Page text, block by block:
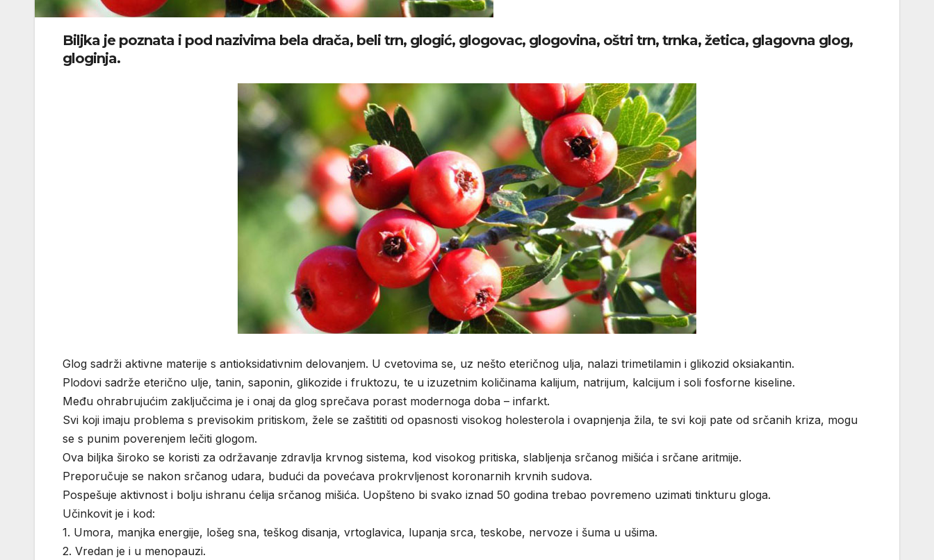
Biljka je poznata i pod nazivima bela drača, beli trn, glogić, glogovac, glogovina, oštri trn, trnka, žetica, glagovna glog,
gloginja.
Glog sadrži aktivne materije s antioksidativnim delovanjem. U cvetovima se, uz nešto eteričnog ulja, nalazi trimetilamin i glikozid oksiakantin.
Plodovi sadrže eterično ulje, tanin, saponin, glikozide i fruktozu, te u izuzetnim količinama kalijum, natrijum, kalcijum i soli fosforne kiseline.
Među ohrabrujućim zaključcima je i onaj da glog sprečava porast modernoga doba – infarkt.
Svi koji imaju problema s previsokim pritiskom, žele se zaštititi od opasnosti visokog holesterola i ovapnjenja žila, te svi koji pate od srčanih kriza, mogu
se s punim poverenjem lečiti glogom.
Ova biljka široko se koristi za održavanje zdravlja krvnog sistema, kod visokog pritiska, slabljenja srčanog mišića i srčane aritmije.
Preporučuje se nakon srčanog udara, budući da povećava prokrvljenost koronarnih krvnih sudova.
Pospešuje aktivnost i bolju ishranu ćelija srčanog mišića. Uopšteno bi svako iznad 50 godina trebao povremeno uzimati tinkturu gloga.
Učinkovit je i kod:
1. Umora, manjka energije, lošeg sna, teškog disanja, vrtoglavica, lupanja srca, teskobe, nervoze i šuma u ušima.
2. Vredan je i u menopauzi.